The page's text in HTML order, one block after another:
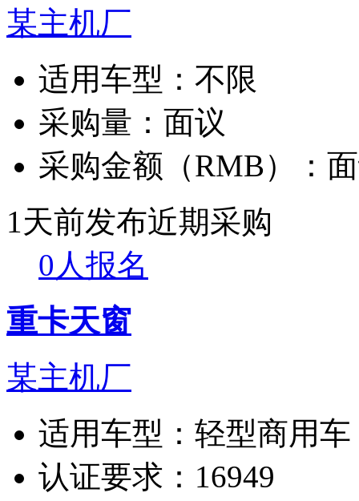
某主机厂
适用车型： 不限
采购量： 面议
采购金额（RMB）：
1天前发布近期采购
0人报名
重卡天窗
某主机厂
适用车型： 轻型商用
认证要求： 16949